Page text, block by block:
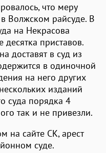
что меру
Волжском райсуде. В
на Некрасова
десятка приставов.
доставят в суд из
в одиночной
на него других
изданий
суда порядка 4
так и не привезли.
на сайте СК, арест
суде.